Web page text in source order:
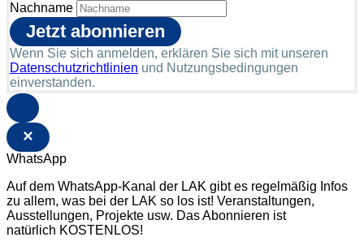
Nachname
Wenn Sie sich anmelden, erklären Sie sich mit unseren
Datenschutzrichtlinien und Nutzungsbedingungen
einverstanden.
×
WhatsApp
Auf dem WhatsApp-Kanal der LAK gibt es regelmäßig Infos
zu allem, was bei der LAK so los ist! Veranstaltungen,
Ausstellungen, Projekte usw. Das Abonnieren ist
natürlich KOSTENLOS!